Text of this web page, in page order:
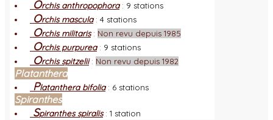
Orchis anthropophora: 9 stations
Orchis mascula: 4 stations
Orchis militaris: Non revu depuis 1985
Orchis purpurea: 9 stations
Orchis spitzelii: Non revu depuis 1982
Platanthera
Platanthera bifolia: 6 stations
Spiranthes
Spiranthes spiralis: 1 station